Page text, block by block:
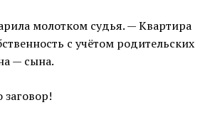
молотком судья. — Квартира
с учётом родительских
— сына.